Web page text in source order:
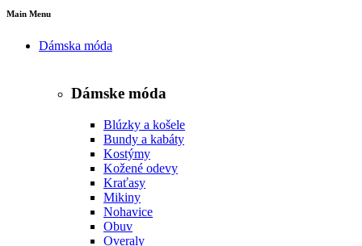
Main Menu
Dámska móda
Dámske móda
Blúzky a košele
Bundy a kabáty
Kostýmy
Kožené odevy
Kraťasy
Mikiny
Nohavice
Obuv
Overaly